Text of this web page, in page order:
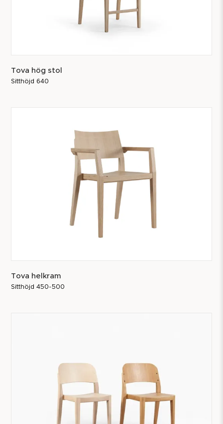
Tova hög stol
Sitthöjd 640
Tova helkram
Sitthöjd 450-500